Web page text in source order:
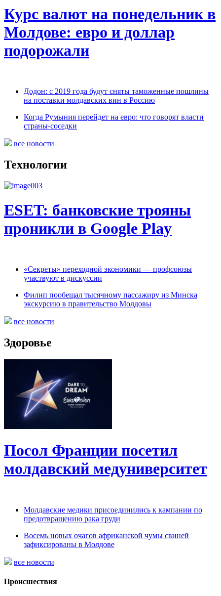
Курс валют на понедельник в
Молдове: евро и доллар
подорожали
Додон: с 2019 года будут сняты таможенные пошлины
на поставки молдавских вин в Россию
Когда Румыния перейдет на евро: что говорят власти
страны-соседки
все новости
Технологии
ESET: банковские трояны
проникли в Google Play
«Секреты» переходной экономики — профсоюзы
участвуют в дискуссии
Филип пообещал тысячному пассажиру из Минска
экскурсию в правительство Молдовы
все новости
Здоровье
Посол Франции посетил
молдавский медуниверситет
Молдавские медики присоединились к кампании по
предотвращению рака груди
Восемь новых очагов африканской чумы свиней
зафиксированы в Молдове
все новости
Происшествия